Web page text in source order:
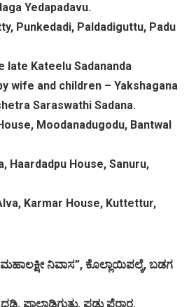
Yedapadavu.
Punkedadi, Paldadiguttu, Padu
late Kateelu Sadananda
wife and children – Yakshagana
Saraswathi Sadana.
Moodanadugodu, Bantwal
Haardadpu House, Sanuru,
Karmar House, Kuttettur,
ಮಹಾಲಕ್ಷೀ ನಿವಾಸ”, ಕೊಲ್ಲಾಯಿಪಲ್ಕೆ, ಬಡಗ
, ಪಾಲ್ದಾಡಿಗುತ್ತು, ಪಡು ಪೆರಾರ.